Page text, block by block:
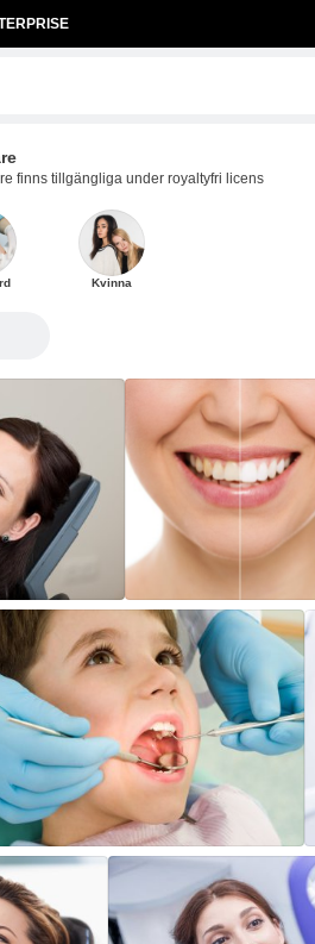
finns tillgängliga under royaltyfri licens
Kvinna